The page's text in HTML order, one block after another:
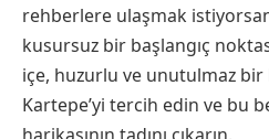
rehberlere ulaşmak
kusursuz bir başlangıç
içe, huzurlu ve unutulmaz
Kartepe’yi tercih edin ve bu